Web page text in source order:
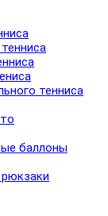
тенниса
баллоны